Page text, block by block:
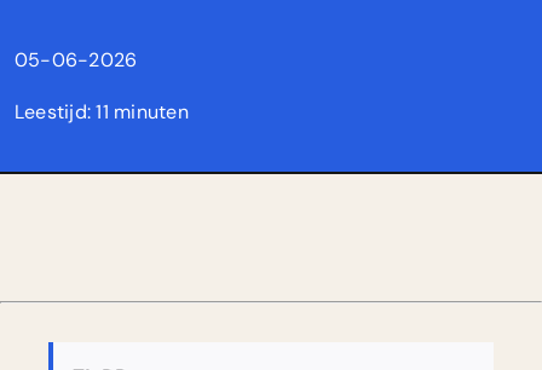
05-06-2026
Leestijd: 11 minuten